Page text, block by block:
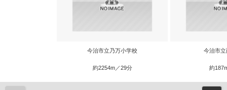
今治市立乃万小学校
約2254m／29分
今治市
約